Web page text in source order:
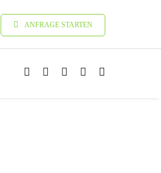
ANFRAGE STARTEN